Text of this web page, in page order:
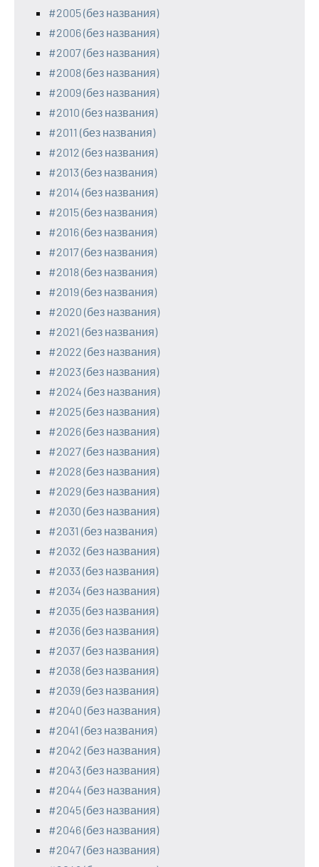
#2005 (без названия)
#2006 (без названия)
#2007 (без названия)
#2008 (без названия)
#2009 (без названия)
#2010 (без названия)
#2011 (без названия)
#2012 (без названия)
#2013 (без названия)
#2014 (без названия)
#2015 (без названия)
#2016 (без названия)
#2017 (без названия)
#2018 (без названия)
#2019 (без названия)
#2020 (без названия)
#2021 (без названия)
#2022 (без названия)
#2023 (без названия)
#2024 (без названия)
#2025 (без названия)
#2026 (без названия)
#2027 (без названия)
#2028 (без названия)
#2029 (без названия)
#2030 (без названия)
#2031 (без названия)
#2032 (без названия)
#2033 (без названия)
#2034 (без названия)
#2035 (без названия)
#2036 (без названия)
#2037 (без названия)
#2038 (без названия)
#2039 (без названия)
#2040 (без названия)
#2041 (без названия)
#2042 (без названия)
#2043 (без названия)
#2044 (без названия)
#2045 (без названия)
#2046 (без названия)
#2047 (без названия)